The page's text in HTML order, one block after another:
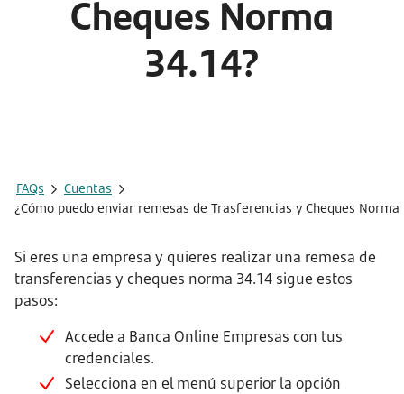
Cheques Norma
34.14?
FAQs
Cuentas
¿Cómo puedo enviar remesas de Trasferencias y Cheques Norma
Si eres una empresa y quieres realizar una remesa de
transferencias y cheques norma 34.14 sigue estos
pasos:
Accede a Banca Online Empresas con tus
credenciales.
Selecciona en el menú superior la opción